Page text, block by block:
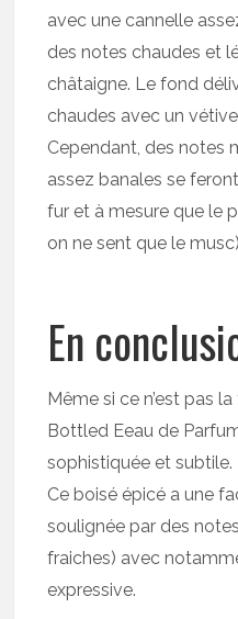
avec une cannelle
des notes chaudes et
châtaigne. Le fond
chaudes avec un
Cependant, des notes
assez banales se
fur et à mesure que le
on ne sent que le musc)
En
Même si ce n’est pas
Bottled Eeau de
sophistiquée et subtile.
Ce boisé épicé a une
soulignée par des
fraiches) avec
expressive.